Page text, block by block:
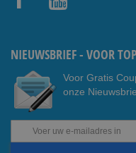
NIEUWSBRIEF - VOOR
Voor Gratis
onze
Abonneer
u